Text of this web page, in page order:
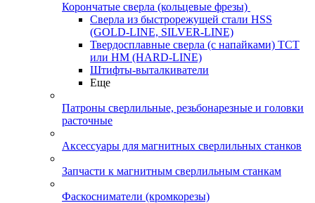
Корончатые сверла (кольцевые фрезы)
Сверла из быстрорежущей стали HSS
(GOLD-LINE, SILVER-LINE)
Твердосплавные сверла (с напайками) ТСТ
или HM (HARD-LINE)
Штифты-выталкиватели
Еще
Патроны сверлильные, резьбонарезные и головки
расточные
Аксессуары для магнитных сверлильных станков
Запчасти к магнитным сверлильным станкам
Фаскосниматели (кромкорезы)